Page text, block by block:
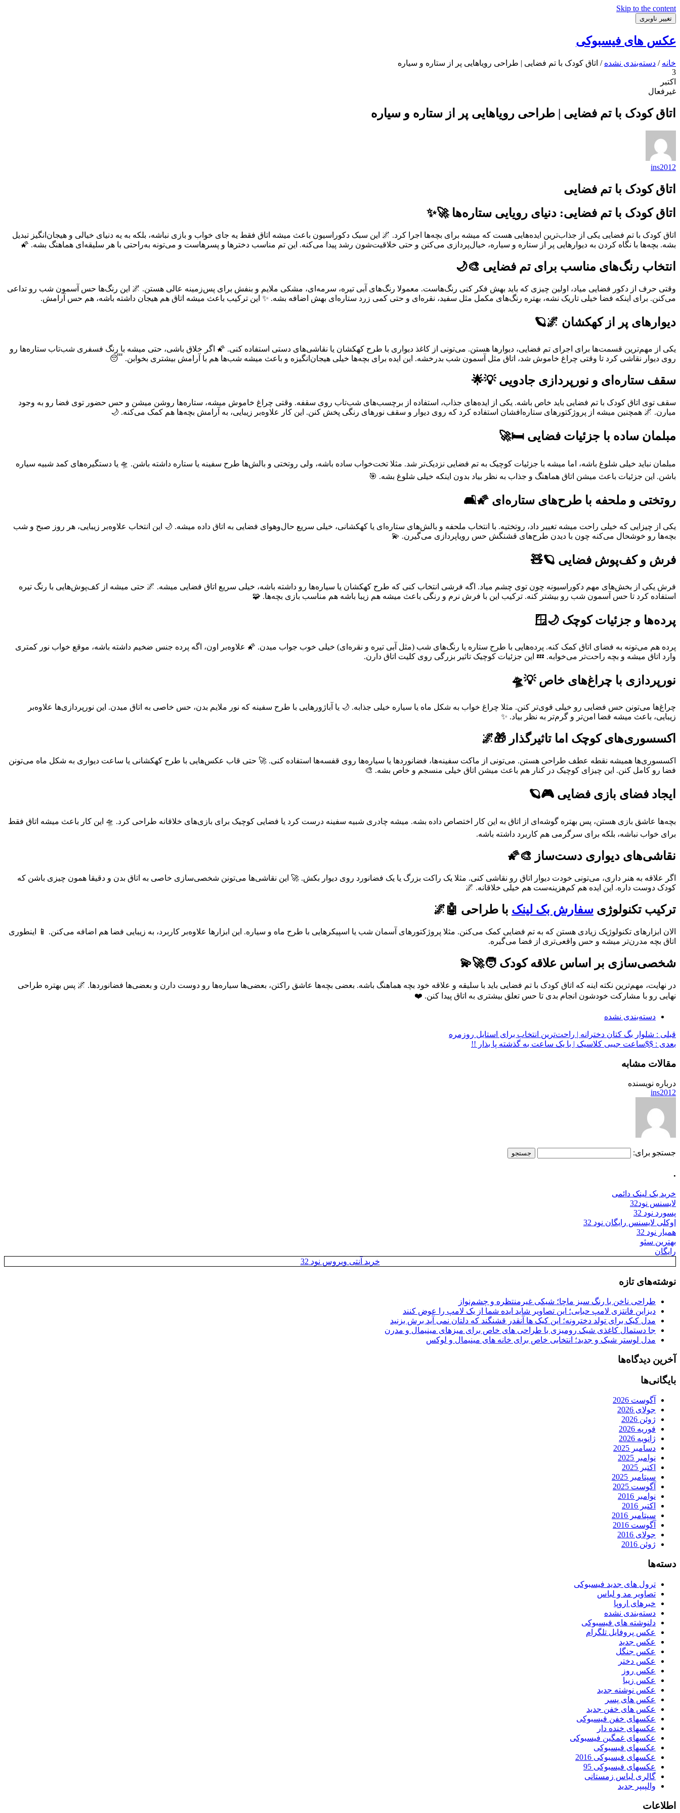
Skip to the content
تغییر ناوبری
عکس های فیسبوکی
خانه / دسته‌بندی نشده / اتاق کودک با تم فضایی | طراحی رویاهایی پر از ستاره و سیاره
3
اکتبر
غیرفعال
اتاق کودک با تم فضایی | طراحی رویاهایی پر از ستاره و سیاره
ins2012
اتاق کودک با تم فضایی
اتاق کودک با تم فضایی: دنیای رویایی ستاره‌ها 🚀✨
اتاق کودک با تم فضایی یکی از جذاب‌ترین ایده‌هایی هست که میشه برای بچه‌ها اجرا کرد. 🌌 این سبک دکوراسیون باعث میشه اتاق فقط یه جای خواب و بازی نباشه، بلکه به یه دنیای خیالی و هیجان‌انگیز تبدیل
بشه. بچه‌ها با نگاه کردن به دیوارهایی پر از ستاره و سیاره، خیال‌پردازی می‌کنن و حتی خلاقیت‌شون رشد پیدا می‌کنه. این تم مناسب دخترها و پسرهاست و می‌تونه به‌راحتی با هر سلیقه‌ای هماهنگ بشه. 🌠
انتخاب رنگ‌های مناسب برای تم فضایی 🎨🌙
وقتی حرف از دکور فضایی میاد، اولین چیزی که باید بهش فکر کنی رنگ‌هاست. معمولا رنگ‌های آبی تیره، سرمه‌ای، مشکی ملایم و بنفش برای پس‌زمینه عالی هستن. 🌌 این رنگ‌ها حس آسمون شب رو تداعی
می‌کنن. برای اینکه فضا خیلی تاریک نشه، بهتره رنگ‌های مکمل مثل سفید، نقره‌ای و حتی کمی زرد ستاره‌ای بهش اضافه بشه. ✨ این ترکیب باعث میشه اتاق هم هیجان داشته باشه، هم حس آرامش.
دیوارهای پر از کهکشان 🌌🪐
یکی از مهم‌ترین قسمت‌ها برای اجرای تم فضایی، دیوارها هستن. می‌تونی از کاغذ دیواری با طرح کهکشان یا نقاشی‌های دستی استفاده کنی. 🌠 اگر خلاق باشی، حتی میشه با رنگ فسفری شب‌تاب ستاره‌ها رو
روی دیوار نقاشی کرد تا وقتی چراغ خاموش شد، اتاق مثل آسمون شب بدرخشه. این ایده برای بچه‌ها خیلی هیجان‌انگیزه و باعث میشه شب‌ها هم با آرامش بیشتری بخوابن. 😴
سقف ستاره‌ای و نورپردازی جادویی 💡🌟
سقف توی اتاق کودک با تم فضایی باید خاص باشه. یکی از ایده‌های جذاب، استفاده از برچسب‌های شب‌تاب روی سقفه. وقتی چراغ خاموش میشه، ستاره‌ها روشن میشن و حس حضور توی فضا رو به وجود
میارن. 🌌 همچنین میشه از پروژکتورهای ستاره‌افشان استفاده کرد که روی دیوار و سقف نورهای رنگی پخش کنن. این کار علاوه‌بر زیبایی، به آرامش بچه‌ها هم کمک می‌کنه. 🌙
مبلمان ساده با جزئیات فضایی 🛏️🚀
مبلمان نباید خیلی شلوغ باشه، اما میشه با جزئیات کوچیک به تم فضایی نزدیک‌تر شد. مثلا تخت‌خواب ساده باشه، ولی روتختی و بالش‌ها طرح سفینه یا ستاره داشته باشن. 🛸 یا دستگیره‌های کمد شبیه سیاره
باشن. این جزئیات باعث میشن اتاق هماهنگ و جذاب به نظر بیاد بدون اینکه خیلی شلوغ بشه. 🎯
روتختی و ملحفه با طرح‌های ستاره‌ای 🌠🛋️
یکی از چیزایی که خیلی راحت میشه تغییر داد، روتختیه. با انتخاب ملحفه و بالش‌های ستاره‌ای یا کهکشانی، خیلی سریع حال‌وهوای فضایی به اتاق داده میشه. 🌙 این انتخاب علاوه‌بر زیبایی، هر روز صبح و شب
بچه‌ها رو خوشحال می‌کنه چون با دیدن طرح‌های قشنگش حس رویاپردازی می‌گیرن. 💫
فرش و کف‌پوش فضایی 🪐🧸
فرش یکی از بخش‌های مهم دکوراسیونه چون توی چشم میاد. اگه فرشی انتخاب کنی که طرح کهکشان یا سیاره‌ها رو داشته باشه، خیلی سریع اتاق فضایی میشه. 🌌 حتی میشه از کف‌پوش‌هایی با رنگ تیره
استفاده کرد تا حس آسمون شب رو بیشتر کنه. ترکیب این با فرش نرم و رنگی باعث میشه هم زیبا باشه هم مناسب بازی بچه‌ها. 🧩
پرده‌ها و جزئیات کوچک 🌙🪟
پرده هم می‌تونه به فضای اتاق کمک کنه. پرده‌هایی با طرح ستاره یا رنگ‌های شب (مثل آبی تیره و نقره‌ای) خیلی خوب جواب میدن. 🌠 علاوه‌بر اون، اگه پرده جنس ضخیم داشته باشه، موقع خواب نور کمتری
وارد اتاق میشه و بچه راحت‌تر می‌خوابه. 💤 این جزئیات کوچیک تاثیر بزرگی روی کلیت اتاق دارن.
نورپردازی با چراغ‌های خاص 💡🛸
چراغ‌ها می‌تونن حس فضایی رو خیلی قوی‌تر کنن. مثلا چراغ خواب به شکل ماه یا سیاره خیلی جذابه. 🌙 یا آباژورهایی با طرح سفینه که نور ملایم بدن، حس خاصی به اتاق میدن. این نورپردازی‌ها علاوه‌بر
زیبایی، باعث میشه فضا امن‌تر و گرم‌تر به نظر بیاد. ✨
اکسسوری‌های کوچک اما تاثیرگذار 🎁🌌
اکسسوری‌ها همیشه نقطه عطف طراحی هستن. می‌تونی از ماکت سفینه‌ها، فضانوردها یا سیاره‌ها روی قفسه‌ها استفاده کنی. 🚀 حتی قاب عکس‌هایی با طرح کهکشانی یا ساعت دیواری به شکل ماه می‌تونن
فضا رو کامل کنن. این چیزای کوچیک در کنار هم باعث میشن اتاق خیلی منسجم و خاص بشه. 🎨
ایجاد فضای بازی فضایی 🎮🪐
بچه‌ها عاشق بازی هستن، پس بهتره گوشه‌ای از اتاق به این کار اختصاص داده بشه. میشه چادری شبیه سفینه درست کرد یا فضایی کوچیک برای بازی‌های خلاقانه طراحی کرد. 🛸 این کار باعث میشه اتاق فقط
برای خواب نباشه، بلکه برای سرگرمی هم کاربرد داشته باشه.
نقاشی‌های دیواری دست‌ساز 🎨🌠
اگر علاقه به هنر داری، می‌تونی خودت دیوار اتاق رو نقاشی کنی. مثلا یک راکت بزرگ یا یک فضانورد روی دیوار بکش. 🚀 این نقاشی‌ها می‌تونن شخصی‌سازی خاصی به اتاق بدن و دقیقا همون چیزی باشن که
کودک دوست داره. این ایده هم کم‌هزینه‌ست هم خیلی خلاقانه. 🌌
ترکیب تکنولوژی سفارش بک لینک با طراحی 🤖🌌
الان ابزارهای تکنولوژیک زیادی هستن که به تم فضایی کمک می‌کنن. مثلا پروژکتورهای آسمان شب یا اسپیکرهایی با طرح ماه و سیاره. این ابزارها علاوه‌بر کاربرد، به زیبایی فضا هم اضافه می‌کنن. 📱 اینطوری
اتاق بچه مدرن‌تر میشه و حس واقعی‌تری از فضا می‌گیره.
شخصی‌سازی بر اساس علاقه کودک 🧑‍🚀💫
در نهایت، مهم‌ترین نکته اینه که اتاق کودک با تم فضایی باید با سلیقه و علاقه خود بچه هماهنگ باشه. بعضی بچه‌ها عاشق راکتن، بعضی‌ها سیاره‌ها رو دوست دارن و بعضی‌ها فضانوردها. 🌌 پس بهتره طراحی
نهایی رو با مشارکت خودشون انجام بدی تا حس تعلق بیشتری به اتاق پیدا کنن. ❤️
دسته‌بندی نشده
قبلی : شلوار بگ کتان دخترانه | راحت‌ترین انتخاب برای استایل روزمره
بعدی : $$ساعت جیبی کلاسیک | با یک ساعت به گذشته پا بذار !!
مقالات مشابه
درباره نویسنده
ins2012
جستجو برای:
.
خرید بک لینک دائمی
لایسنس نود32
پسورد نود 32
اوکلی لایسنس رایگان نود 32
همیار نود 32
بهترین سئو
رایگان
خرید آنتی ویروس نود 32
نوشته‌های تازه
طراحی ناخن با رنگ سبز ماچا؛ شیکی غیرمنتظره و چشم‌نواز
دیزاین فانتزی لامپ حبابی؛ این تصاویر شاید ایده شما از یک لامپ را عوض کنند
مدل کیک برای تولد دخترونه؛ این کیک ها آنقدر قشنگند که دلتان نمی آید برش بزنید
جا دستمال کاغذی شیک رومیزی با طراحی های خاص برای میزهای مینیمال و مدرن
مدل لوستر شیک و جدید؛ انتخابی خاص برای خانه های مینیمال و لوکس
آخرین دیدگاه‌ها
بایگانی‌ها
آگوست 2026
جولای 2026
ژوئن 2026
فوریه 2026
ژانویه 2026
دسامبر 2025
نوامبر 2025
اکتبر 2025
سپتامبر 2025
آگوست 2025
نوامبر 2016
اکتبر 2016
سپتامبر 2016
آگوست 2016
جولای 2016
ژوئن 2016
دسته‌ها
ترول های جدید فیسبوکی
تصاویر مد و لباس
خبرهای اروپا
دسته‌بندی نشده
دلنوشته های فیسبوکی
عکس پروفایل تلگرام
عکس جدید
عکس جنگل
عکس دختر
عکس روز
عکس زیبا
عکس نوشته جدید
عکس های پسر
عکس های خفن جدید
عکسهای خفن فیسبوکی
عکسهای خنده دار
عکسهای غمگین فیسبوکی
عکسهای فیسبوکی
عکسهای فیسبوکی 2016
عکسهای فیسبوکی 95
گالری لباس زمستانی
والپیپر جدید
اطلاعات